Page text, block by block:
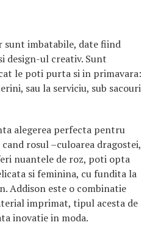
imbatabile, date fiind
design-ul creativ. Sunt
le poti purta si in primavara:
sau la serviciu, sub sacouri
alegerea perfecta pentru
rosul –culoarea dragostei,
nuantele de roz, poti opta
si feminina, cu fundita la
Addison este o combinatie
imprimat, tipul acesta de
inovatie in moda.